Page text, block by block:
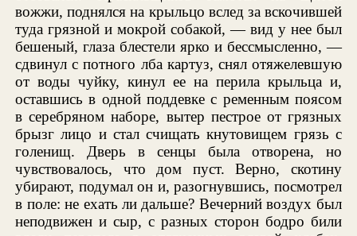
вожжи, поднялся на крыльцо вслед за вскочившей
туда грязной и мокрой собакой, — вид у нее был
бешеный, глаза блестели ярко и бессмысленно, —
сдвинул с потного лба картуз, снял отяжелевшую
от воды чуйку, кинул ее на перила крыльца и,
оставшись в одной поддевке с ременным поясом
в серебряном наборе, вытер пестрое от грязных
брызг лицо и стал счищать кнутовищем грязь с
голенищ. Дверь в сенцы была отворена, но
чувствовалось, что дом пуст. Верно, скотину
убирают, подумал он и, разогнувшись, посмотрел
в поле: не ехать ли дальше? Вечерний воздух был
неподвижен и сыр, с разных сторон бодро били